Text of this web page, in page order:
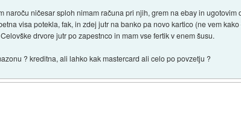
naroču ničesar sploh nimam računa pri njih, grem na ebay in
visa potekla, fak, in zdej jutr na banko pa novo kartico (ne vem
drvore jutr po zapestnco in mam vse fertik v enem šusu.
? kreditna, ali lahko kak mastercard ali celo po povzetju ?